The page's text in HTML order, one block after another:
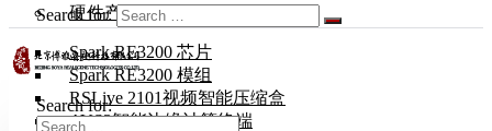
硬件产品
Spark RE3200 芯片
Spark RE3200 模组
RSLive 2101视频智能压缩盒
AVS3智能边缘计算终端
Search for:
Search for: